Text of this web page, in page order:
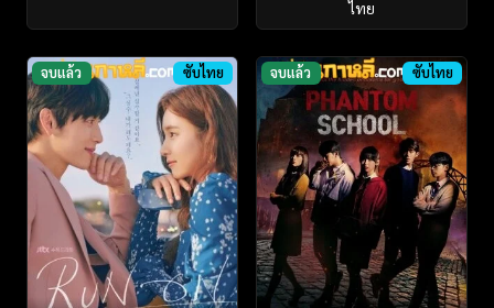
ไทย
จบแล้ว ซับไทย จบแล้ว ซับไทย